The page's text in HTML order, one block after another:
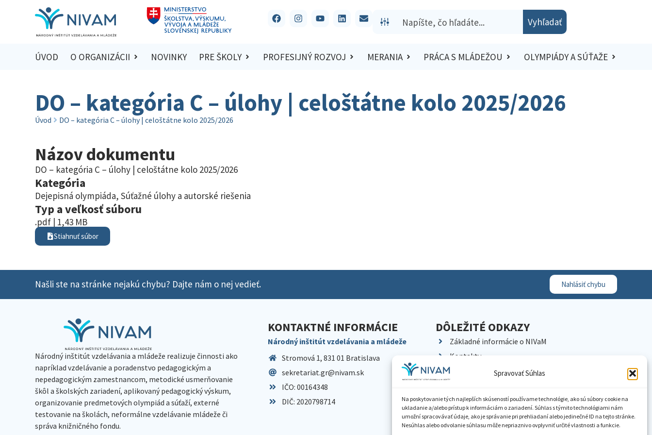
Spravovať Súhlas
Na poskytovanie tých najlepších skúseností používame technológie, ako sú súbory cookie na
ukladanie a/alebo prístup k informáciám o zariadení. Súhlas s týmito technológiami nám
umožní spracovávať údaje, ako je správanie pri prehliadaní alebo jedinečné ID na tejto stránke.
Nesúhlas alebo odvolanie súhlasu môže nepriaznivo ovplyvniť určité vlastnosti a funkcie.
Vyhľadať
ÚVOD O ORGANIZÁCII NOVINKY PRE ŠKOLY PROFESIJNÝ ROZVOJ MERANIA PRÁCA S MLÁDEŽOU OLYMPIÁDY A SÚŤAŽE
DO – kategória C – úlohy | celoštátne kolo 2025/2026
Úvod DO – kategória C – úlohy | celoštátne kolo 2025/2026
Názov dokumentu
DO – kategória C – úlohy | celoštátne kolo 2025/2026
Kategória
Dejepisná olympiáda, Súťažné úlohy a autorské riešenia
Typ a veľkosť súboru
.pdf | 1,43 MB
Stiahnuť súbor
Našli ste na stránke nejakú chybu? Dajte nám o nej vedieť. Nahlásiť chybu
Národný inštitút vzdelávania a mládeže realizuje činnosti ako
napríklad vzdelávanie a poradenstvo pedagogickým a
nepedagogickým zamestnancom, metodické usmerňovanie
škôl a školských zariadení, aplikovaný pedagogický výskum,
organizovanie predmetových olympiád a súťaží, externé
testovanie na školách, neformálne vzdelávanie mládeže či
správa knižničného fondu.
KONTAKTNÉ INFORMÁCIE
Národný inštitút vzdelávania a mládeže
Stromová 1, 831 01 Bratislava
sekretariat.gr@nivam.sk
IČO: 00164348
DIČ: 2020798714
DÔLEŽITÉ ODKAZY
Základné informácie o NIVaM
Kontakty
Kariéra
Pracoviská NIVaM
Dokumenty inštitúcie
Knižnica